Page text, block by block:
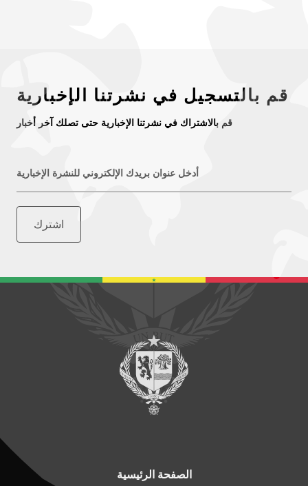
قم بالتسجيل في نشرتنا الإخبارية
قم بالاشتراك في نشرتنا الإخبارية حتى تصلك آخر أخبار
أدخل عنوان بريدك الإلكتروني للنشرة الإخبارية
اشترك
الصفحة الرئيسية